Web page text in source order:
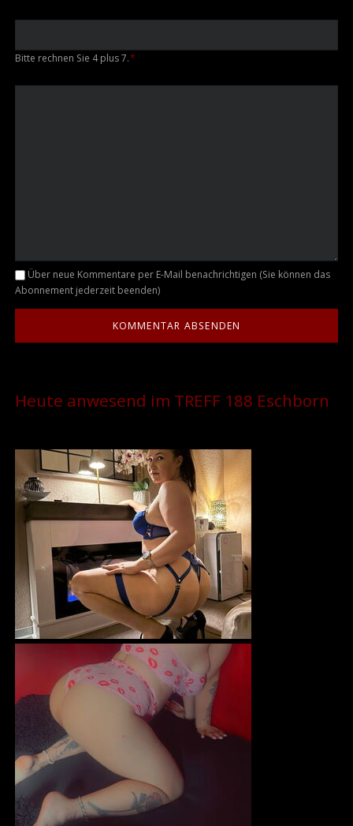
Bitte rechnen Sie 4 plus 7.*
Kommentar
Über neue Kommentare per E-Mail benachrichtigen (Sie können das
Abonnement jederzeit beenden)
Heute anwesend im TREFF 188 Eschborn